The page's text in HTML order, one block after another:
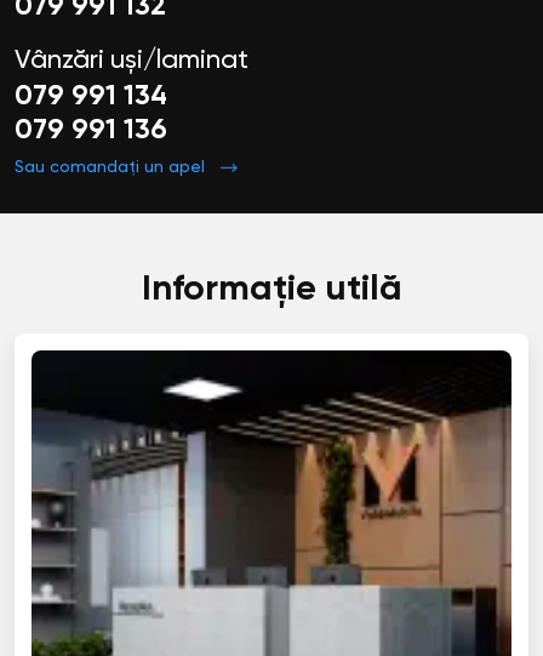
079 991 132
Vânzări uși/laminat
079 991 134
079 991 136
Sau comandați un apel
Informație utilă